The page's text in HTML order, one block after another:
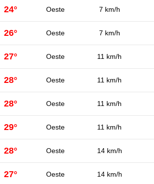
24° Oeste 7 km/h
26° Oeste 7 km/h
27° Oeste 11 km/h
28° Oeste 11 km/h
28° Oeste 11 km/h
29° Oeste 11 km/h
28° Oeste 14 km/h
27° Oeste 14 km/h